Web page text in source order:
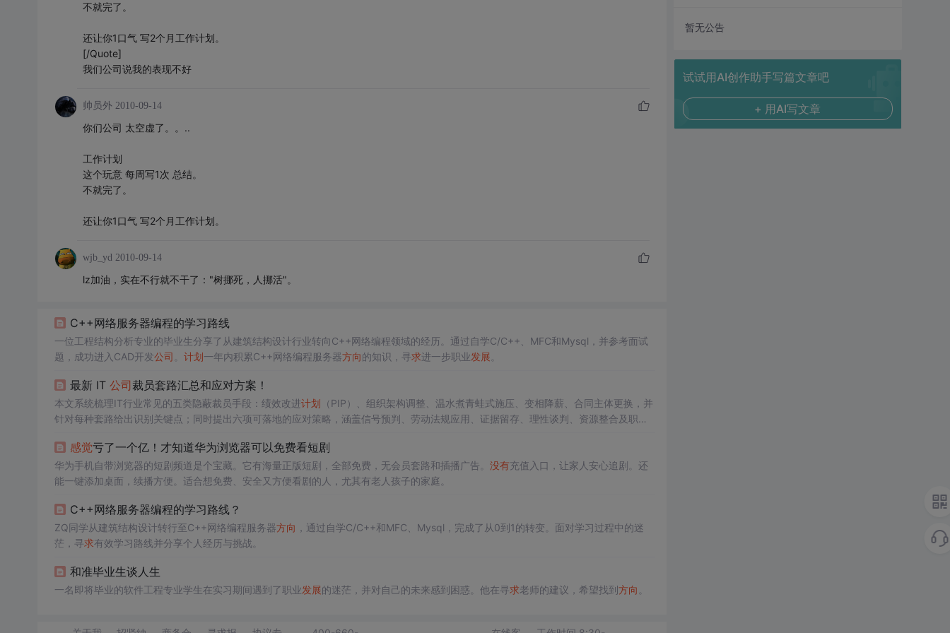
不就完了。
还让你1口气 写2个月工作计划。
[/Quote]
我们公司说我的表现不好
帅员外 2010-09-14
你们公司 太空虚了。。..
工作计划
这个玩意 每周写1次 总结。
不就完了。
还让你1口气 写2个月工作计划。
wjb_yd 2010-09-14
lz加油，实在不行就不干了："树挪死，人挪活"。
C++网络服务器编程的学习路线
一位工程结构分析专业的毕业生分享了从建筑结构设计行业转向C++网络编程领域的经历。通过自学C/C++、MFC和Mysql，并参考面试
题，成功进入CAD开发公司 计划一年内积累C++网络编程服务器方向的知识，寻求进一步职业发展
最新 IT 公司裁员套路汇总和应对方案！
本文系统梳理IT行业常见的五类隐蔽裁员手段：绩效改进计划 （PIP）、组织架构调整、温水煮青蛙式施压、变相降薪、合同主体更换，并
针对每种套路给出识别关键点；同时提出六项可落地的应对策略，涵盖信号预判、劳动法规应用、证据留存、理性谈判、资源整合及职业
感觉亏了一个亿！才知道华为浏览器可以免费看短剧
华为手机自带浏览器的短剧频道是个宝藏。它有海量正版短剧，全部免费，无会员套路和插播广告。 没有充值入口，让家人安心追剧。还
能一键添加桌面，续播方便。适合想免费、安全又方便看剧的人，尤其有老人孩子的家庭。
C++网络服务器编程的学习路线？
ZQ同学从建筑结构设计转行至C++网络编程服务器方向 ，通过自学C/C++和MFC、Mysql，完成了从0到1的转变。面对学习过程中的迷
茫，寻求有效学习路线并分享个人经历与挑战。
和准毕业生谈人生
一名即将毕业的软件工程专业学生在实习期间遇到了职业发展的迷茫，并对自己的未来感到困惑。他在寻求老师的建议，希望找到方向
暂无公告
试试用AI创作助手写篇文章吧
+ 用AI写文章